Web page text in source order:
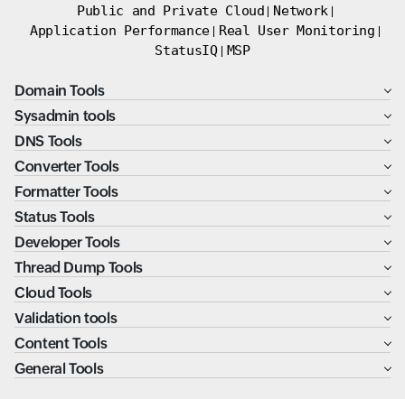
Public and Private Cloud
Network
Application Performance
Real User Monitoring
StatusIQ MSP
Domain Tools
Sysadmin tools
DNS Tools
Converter Tools
Formatter Tools
Status Tools
Developer Tools
Thread Dump Tools
Cloud Tools
Validation tools
Content Tools
General Tools